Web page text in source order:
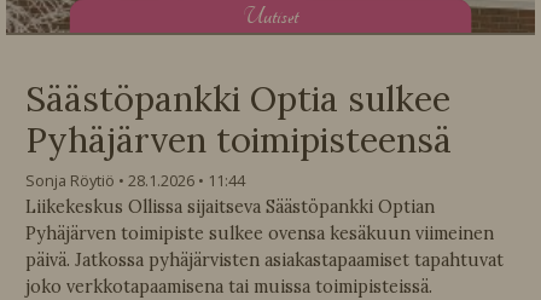
Uutiset
Säästöpankki Optia sulkee
Pyhäjärven toimipisteensä
Sonja Röytiö 28.1.2026
11:44
Liikekeskus Ollissa sijaitseva Säästöpankki Optian
Pyhäjärven toimipiste sulkee ovensa kesäkuun viimeinen
päivä. Jatkossa pyhäjärvisten asiakastapaamiset tapahtuvat
joko verkkotapaamisena tai muissa toimipisteissä.